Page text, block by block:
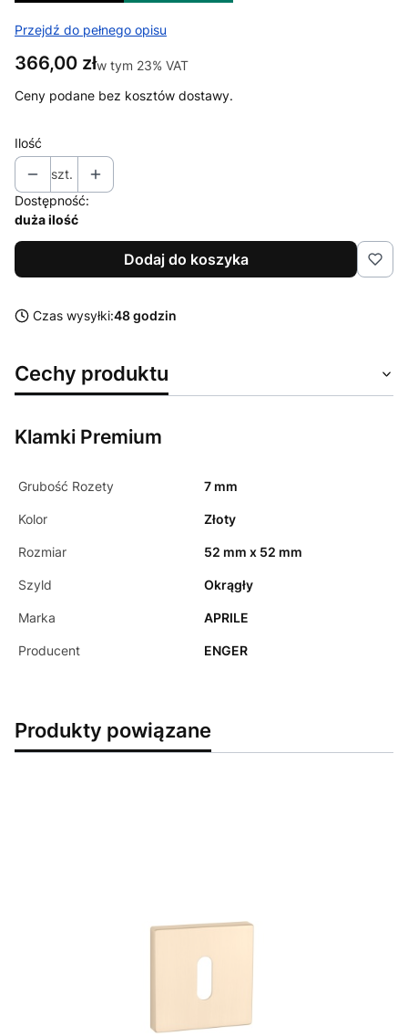
Przejdź do pełnego opisu
Cena
366,00 złw tym 23% VAT
w tym 23% VAT
Ceny podane bez kosztów dostawy.
Ilość
szt.
Dostępność:
duża ilość
Dodaj do koszyka
Czas wysyłki:48 godzin
Cechy produktu
Klamki Premium
Grubość Rozety 7 mm
Kolor Złoty
Rozmiar 52 mm x 52 mm
Szyld Okrągły
Marka APRILE
Producent ENGER
Produkty powiązane